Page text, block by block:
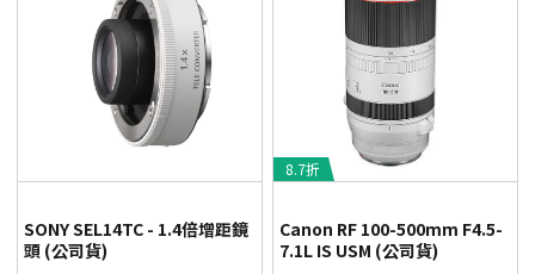
SONY SEL14TC - 1.4倍增距鏡
頭 (公司貨)
8.7折
Canon RF 100-500mm F4.5-
7.1L IS USM (公司貨)